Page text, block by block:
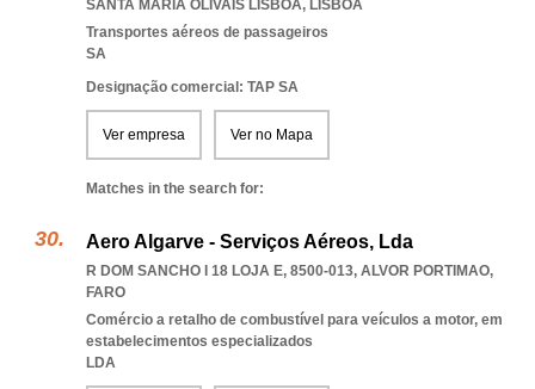
SANTA MARIA OLIVAIS LISBOA, LISBOA
Transportes aéreos de passageiros
SA
Designação comercial: TAP SA
Ver empresa Ver no Mapa
Matches in the search for:
Aero Algarve - Serviços Aéreos, Lda
R DOM SANCHO I 18 LOJA E, 8500-013, ALVOR PORTIMAO,
FARO
Comércio a retalho de combustível para veículos a motor, em
estabelecimentos especializados
LDA